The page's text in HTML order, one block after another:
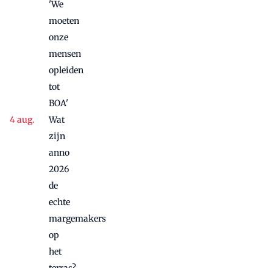
'We
moeten
onze
mensen
opleiden
tot
BOA'
Wat
zijn
anno
2026
de
echte
margemakers
op
het